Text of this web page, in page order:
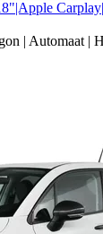
| Automaat |